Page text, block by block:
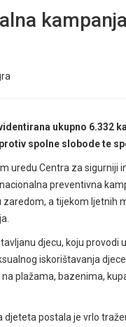
ukupno 6.332
spolne slobode te
uredu Centra za sigurniji
preventivna
a tijekom ljetnih
djecu, koju
iskorištavanja
plažama, bazenima,
postala je vrlo